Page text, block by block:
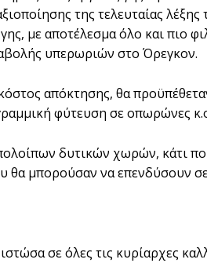
της τελευταίας λέξης
µε αποτέλεσµα όλο και πιο
υπερωριών στο Όρεγκον.
απόκτησης, θα
φύτευση σε οπωρώνες
δυτικών χωρών, κάτι
θα µπορούσαν να επενδύσουν
σε όλες τις κυρίαρχες